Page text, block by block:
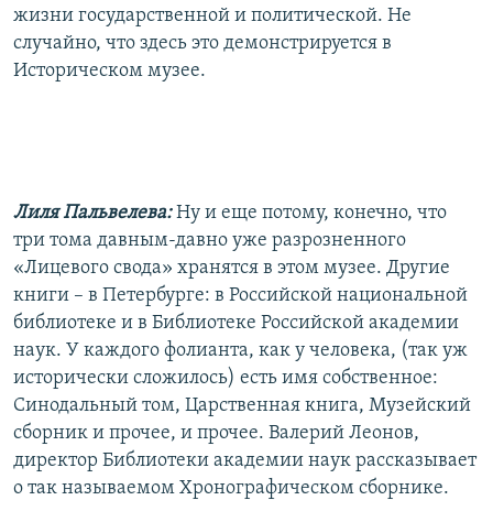
жизни государственной и политической. Не
случайно, что здесь это демонстрируется в
Историческом музее.
Лиля Пальвелева:Ну и еще потому, конечно, что
три тома давным-давно уже разрозненного
«Лицевого свода» хранятся в этом музее. Другие
книги – в Петербурге: в Российской национальной
библиотеке и в Библиотеке Российской академии
наук. У каждого фолианта, как у человека, (так уж
исторически сложилось) есть имя собственное:
Синодальный том, Царственная книга, Музейский
сборник и прочее, и прочее. Валерий Леонов,
директор Библиотеки академии наук рассказывает
о так называемом Хронографическом сборнике.